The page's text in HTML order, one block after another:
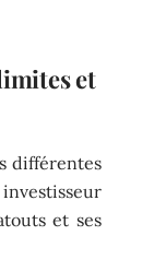
et
différentes
et ses